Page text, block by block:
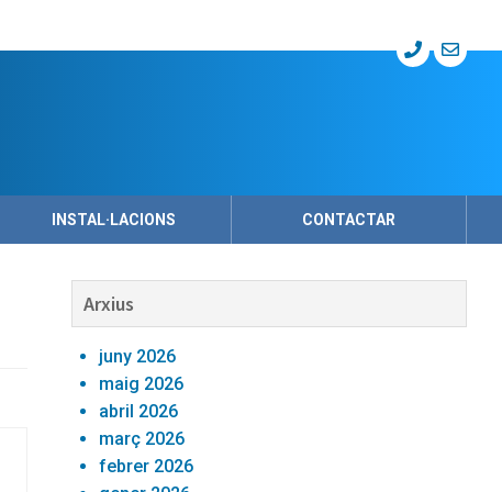
INSTAL·LACIONS CONTACTAR
Barra
lateral
primària
Arxius
juny 2026
maig 2026
abril 2026
març 2026
febrer 2026